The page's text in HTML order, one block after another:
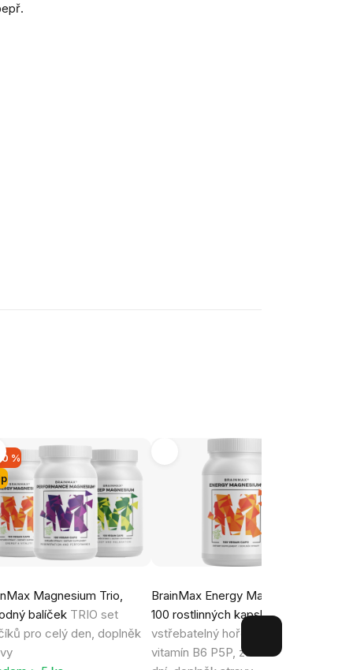
%
Magnesium Trio,
balíček TRIO set
pro celý den, doplněk
BrainMax Energy Magnesium®,
100 rostlinných kapslíVysoce
vstřebatelný hořčík malát a
vitamín B6 P5P, zásoba na 100